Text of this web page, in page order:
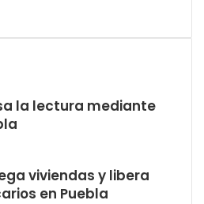
la lectura mediante
viviendas y libera
en Puebla